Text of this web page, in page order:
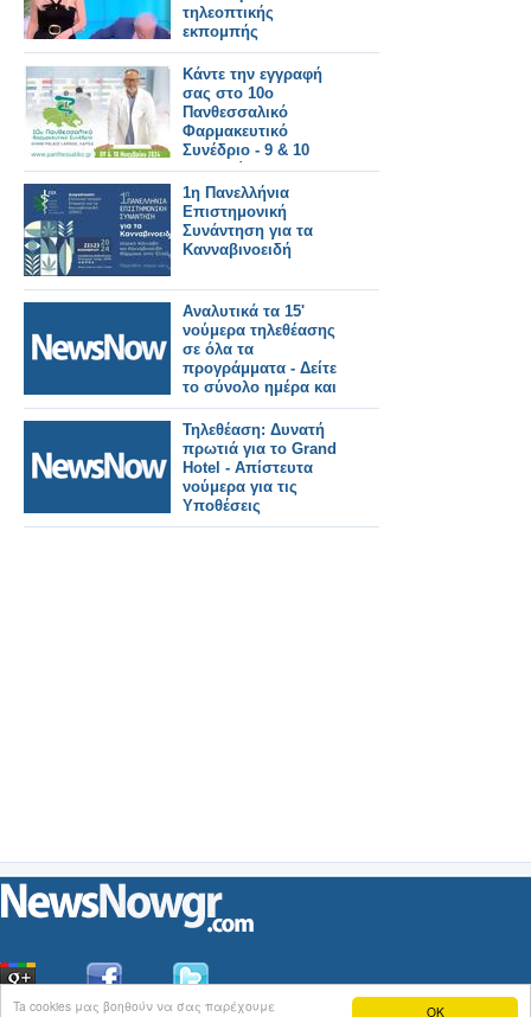
OK
Ta cookies μας βοηθούν να σας παρέχουμε
τηλεοπτικής
εκπομπής
Κάντε την εγγραφή
σας στο 10ο
Πανθεσσαλικό
Φαρμακευτικό
Συνέδριο - 9 & 10
Νοεμβρίου 2024
1η Πανελλήνια
Επιστημονική
Συνάντηση για τα
Κανναβινοειδή
Αναλυτικά τα 15'
νούμερα τηλεθέασης
σε όλα τα
προγράμματα - Δείτε
το σύνολο ημέρα και
prime time (6/11/2024)
Τηλεθέαση: Δυνατή
πρωτιά για το Grand
Hotel - Απίστευτα
νούμερα για τις
Υποθέσεις